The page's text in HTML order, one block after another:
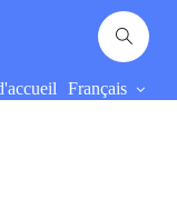
Français